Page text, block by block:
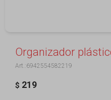
Organizador
6942554582219
$ 219